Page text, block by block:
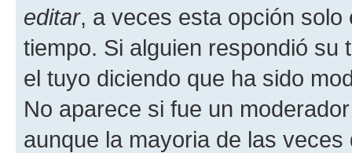
editar, a veces esta opción
tiempo. Si alguien respondió
el tuyo diciendo que ha sido
No aparece si fue un
aunque la mayoria de las